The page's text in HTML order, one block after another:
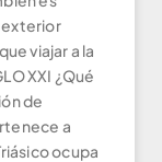
exterior
viajar a la
XXI ¿Qué
de
a
ocupa